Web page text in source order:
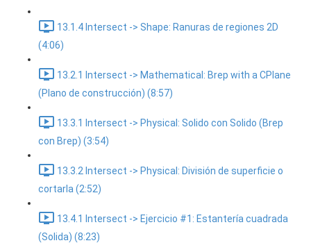
13.1.4 Intersect -> Shape: Ranuras de regiones 2D
(4:06)
13.2.1 Intersect -> Mathematical: Brep with a CPlane
(Plano de construcción) (8:57)
13.3.1 Intersect -> Physical: Solido con Solido (Brep
con Brep) (3:54)
13.3.2 Intersect -> Physical: División de superficie o
cortarla (2:52)
13.4.1 Intersect -> Ejercicio #1: Estantería cuadrada
(Solida) (8:23)